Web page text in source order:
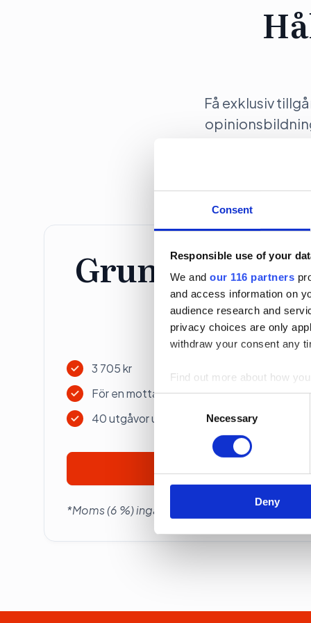
Consent
Responsible use of your
We and our 116 partners
and access information on
audience research and
privacy choices are only
withdraw your consent any
Find out more about how
information about your use
other information that
Consent
Necessary
Deny
Få exklusiv
Individ
Betalas årsvis
3 705 kr
För en mottagare
40 utgåvor under ett år
*Moms (6 %) ingår i alla priser.